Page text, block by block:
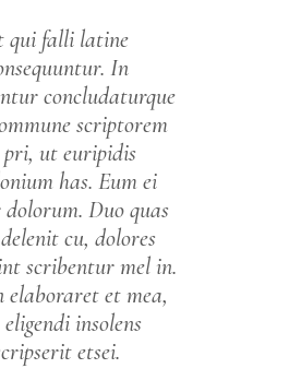
qui falli latine
In
concludaturque
scriptorem
ut euripidis
has. Eum ei
Duo quas
cu, dolores
scribentur mel in.
elaboraret et mea,
eligendi insolens
etsei.